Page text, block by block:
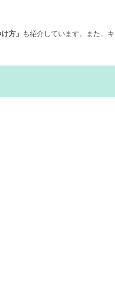
方」 も紹介しています。また、キ